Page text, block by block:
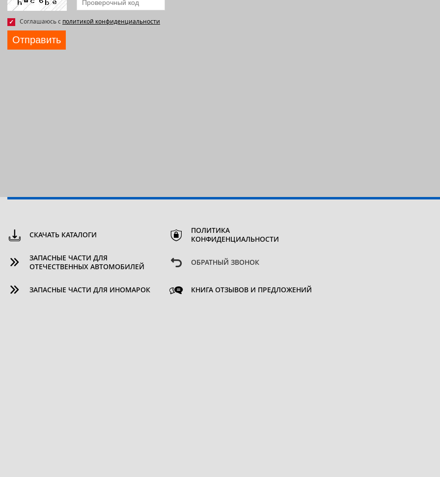
Соглашаюсь с политикой конфиденциальности
Отправить
СКАЧАТЬ КАТАЛОГИ
ЗАПАСНЫЕ ЧАСТИ ДЛЯ
ОТЕЧЕСТВЕННЫХ АВТОМОБИЛЕЙ
ЗАПАСНЫЕ ЧАСТИ ДЛЯ ИНОМАРОК
ПОЛИТИКА
КОНФИДЕНЦИАЛЬНОСТИ
ОБРАТНЫЙ ЗВОНОК
КНИГА ОТЗЫВОВ И ПРЕДЛОЖЕНИЙ